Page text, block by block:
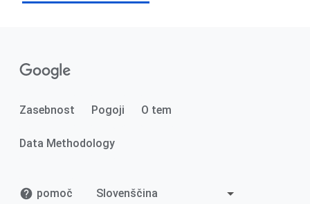
Zasebnost Pogoji O tem
Data Methodology
pomoč